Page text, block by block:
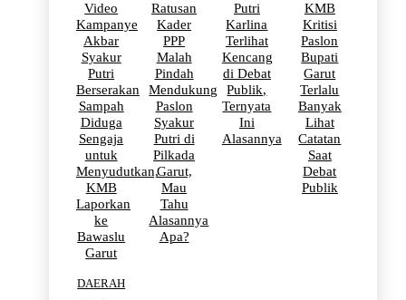
Video
Kampanye
Akbar
Syakur
Putri
Berserakan
Sampah
Diduga
Sengaja
untuk
Menyudutkan,
KMB
Laporkan
ke
Bawaslu
Garut
Ratusan
Kader
PPP
Malah
Pindah
Mendukung
Paslon
Syakur
Putri di
Pilkada
Garut,
Mau
Tahu
Alasannya
Apa?
Putri
Karlina
Terlihat
Kencang
di Debat
Publik,
Ternyata
Ini
Alasannya
KMB
Kritisi
Paslon
Bupati
Garut
Terlalu
Banyak
Lihat
Catatan
Saat
Debat
Publik
DAERAH